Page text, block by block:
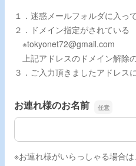
１．迷惑メールフォルダに入っ
２．ドメイン指定がされている
※tokyonet72@gmail.com
上記アドレスのドメイン解除
３．ご入力頂きましたアドレス
お連れ様のお名前
お連れ様のお名前
※お連れ様がいらっしゃる場合